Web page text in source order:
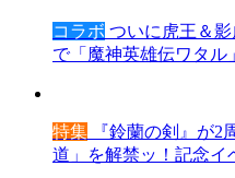
コラボ ついに虎王＆影
で「魔神英雄伝ワタル
特集 『鈴蘭の剣』が2
道」を解禁ッ！記念イ